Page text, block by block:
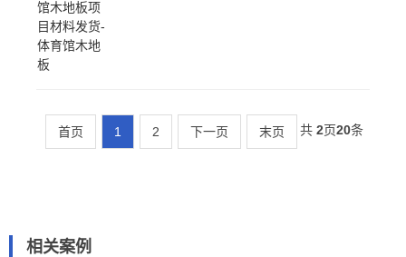
共 2页20条
首页 1 2 下一页 末页
相关案例